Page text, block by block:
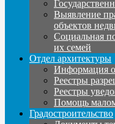
Выявление
объектов
Социальная
их семей
Отдел архитектуры
Информация
Реестры
Реестры
Помощь
Градостроительство